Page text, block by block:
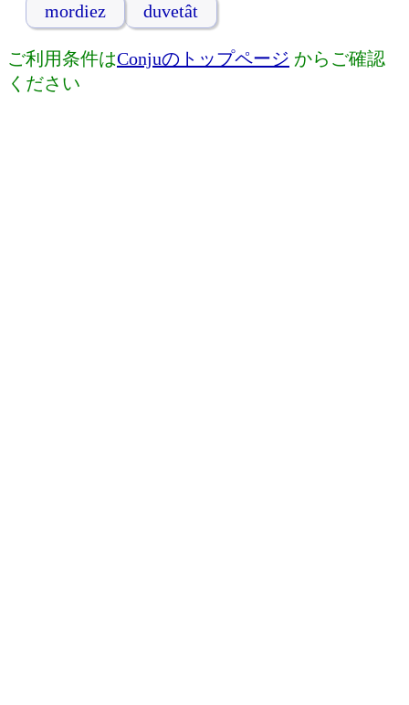
mordiez
duvetât
ご利用条件はConjuのトップページ からご確認
ください